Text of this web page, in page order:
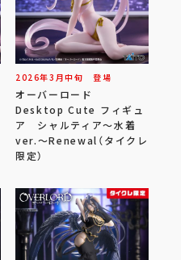
2026年3 月中旬 登場
オーバーロード
Desktop Cute フィギュ
ア シャルティア～水着
ver.～Renewal（タイクレ
限定）